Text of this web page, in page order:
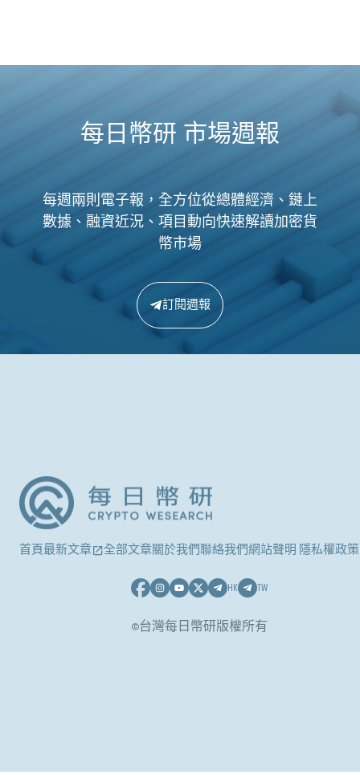
每日幣研 市場週報
每週兩則電子報，全方位從總體經濟、鏈上
數據、融資近況、項目動向快速解讀加密貨
幣市場
訂閱週報
首頁最新文章 全部文章關於我們聯絡我們網站聲明 隱私權政策
HK TW
©台灣每日幣研版權所有